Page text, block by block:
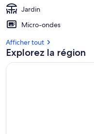
Jardin
Micro-ondes
Afficher tout
Explorez la région